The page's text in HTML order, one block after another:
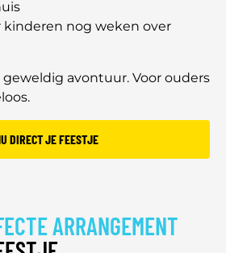
kinderen nog weken over
avontuur. Voor ouders
DIRECT JE FEESTJE
ARRANGEMENT